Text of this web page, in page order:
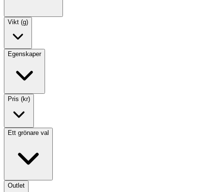
Vikt (g)
Egenskaper
Pris (kr)
Ett grönare val
Outlet